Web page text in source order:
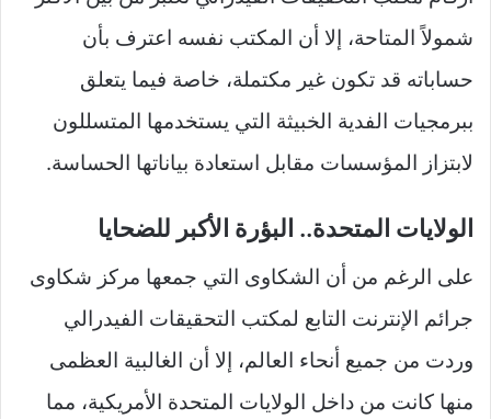
شمولاً المتاحة، إلا أن المكتب نفسه اعترف بأن
حساباته قد تكون غير مكتملة، خاصة فيما يتعلق
ببرمجيات الفدية الخبيثة التي يستخدمها المتسللون
لابتزاز المؤسسات مقابل استعادة بياناتها الحساسة.
الولايات المتحدة.. البؤرة الأكبر للضحايا
على الرغم من أن الشكاوى التي جمعها مركز شكاوى
جرائم الإنترنت التابع لمكتب التحقيقات الفيدرالي
وردت من جميع أنحاء العالم، إلا أن الغالبية العظمى
منها كانت من داخل الولايات المتحدة الأمريكية، مما